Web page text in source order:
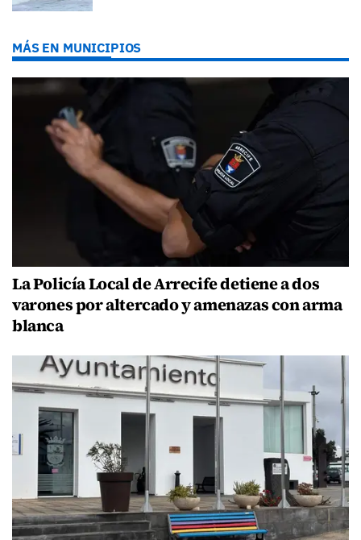
MÁS EN MUNICIPIOS
La Policía Local de Arrecife detiene a dos
varones por altercado y amenazas con arma
blanca